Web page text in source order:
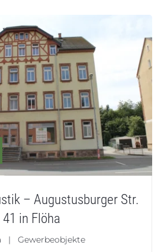
– Augustusburger Str.
41 in Flöha
| Gewerbeobjekte